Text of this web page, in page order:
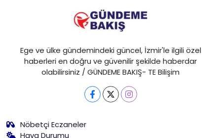
Ege ve ülke gündemindeki güncel, İzmir'le ilgili özel
haberleri en doğru ve güvenilir şekilde haberdar
olabilirsiniz / GÜNDEME BAKIŞ- TE Bilişim
Nöbetçi Eczaneler
Hava Durumu